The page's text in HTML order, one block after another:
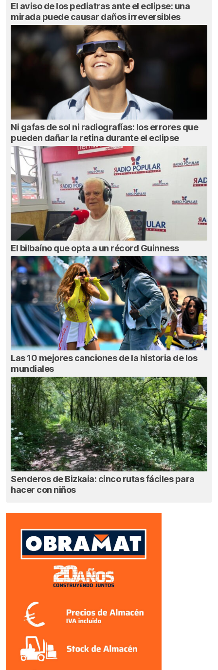
El aviso de los pediatras ante el eclipse: una
mirada puede causar daños irreversibles
Ni gafas de sol ni radiografías: los errores que
pueden dañar la retina durante el eclipse
El bilbaíno que opta a un récord Guinness
Las 10 mejores canciones de la historia de los
mundiales
Senderos de Bizkaia: cinco rutas fáciles para
hacer con niños